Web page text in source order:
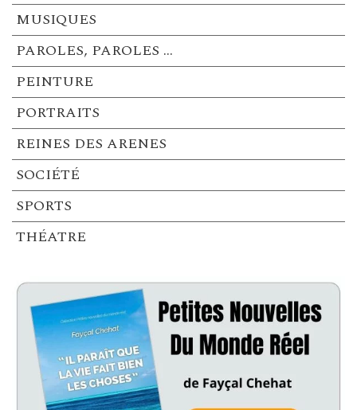
MUSIQUES
PAROLES, PAROLES …
PEINTURE
PORTRAITS
REINES DES ARENES
SOCIÉTÉ
SPORTS
THÉATRE